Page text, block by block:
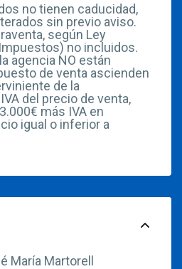
no tienen caducidad,
sin previo aviso.
según Ley
no incluidos.
agencia NO están
de venta ascienden
de la
del precio de venta,
más IVA en
igual o inferior a
María Martorell